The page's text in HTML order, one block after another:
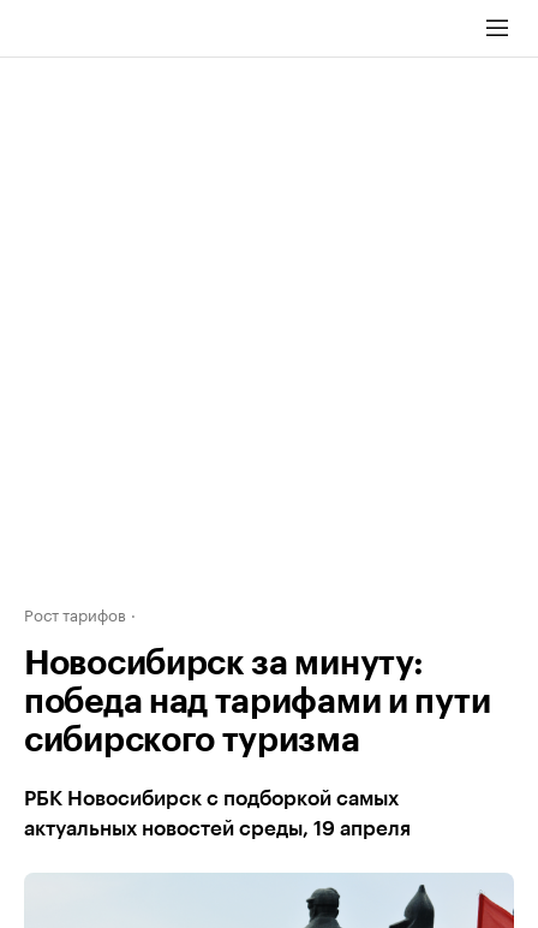
Рост тарифов
Новосибирск за минуту:
победа над тарифами и пути
сибирского туризма
РБК Новосибирск с подборкой самых
актуальных новостей среды, 19 апреля